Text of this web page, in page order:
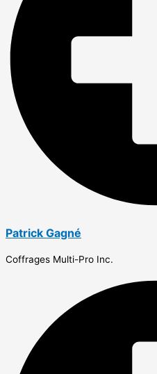
Patrick Gagné
Coffrages Multi-Pro Inc.